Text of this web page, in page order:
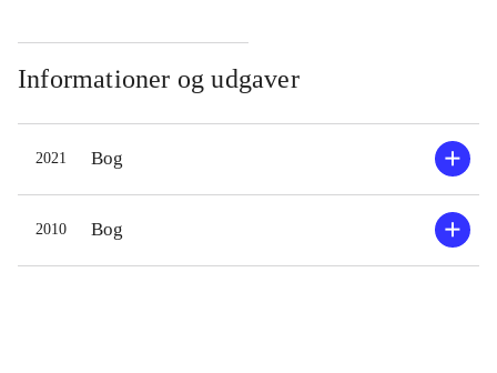
Informationer og udgaver
2021 Bog
2010 Bog